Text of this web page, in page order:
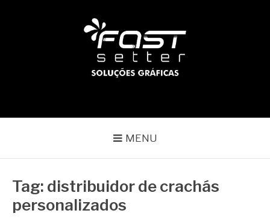
MENU
Tag: distribuidor de crachás
personalizados